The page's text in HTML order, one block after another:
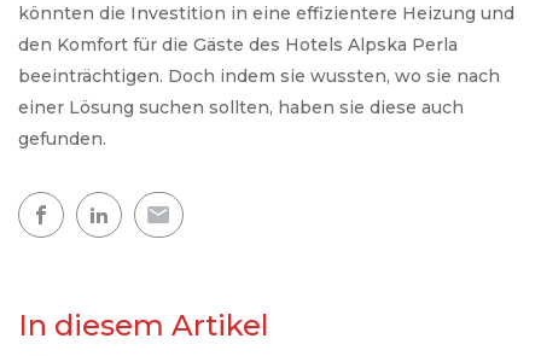
könnten die Investition in eine effizientere Heizung und
den Komfort für die Gäste des Hotels Alpska Perla
beeinträchtigen. Doch indem sie wussten, wo sie nach
einer Lösung suchen sollten, haben sie diese auch
gefunden.
In diesem Artikel